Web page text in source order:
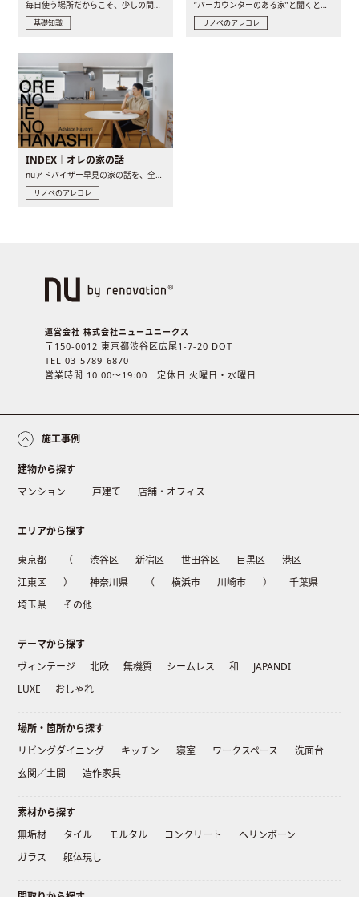
基礎知識 リノベのアレコレ
INDEX｜オレの家の話
nuアドバイザー早見の家の話を、全4話でお届け。リノベーションを..
リノベのアレコレ
運営会社 株式会社ニューユニークス
〒150-0012 東京都渋谷区広尾1-7-20 DOT
TEL 03-5789-6870
営業時間 10:00〜19:00 定休日 火曜日・水曜日
施工事例
建物から探す
マンション
一戸建て 店舗・オフィス
エリアから探す
東京都 （ 渋谷区 新宿区 世田谷区 目黒区
港区
江東区
） 神奈川県 （ 横浜市 川崎市 ）
千葉県
埼玉県
その他
テーマから探す
ヴィンテージ
北欧 無機質 シームレス 和
JAPANDI
LUXE
おしゃれ
場所・箇所から探す
リビングダイニング
キッチン 寝室 ワークスペース
洗面台
玄関／土間
造作家具
素材から探す
無垢材
タイル モルタル コンクリート
ヘリンボーン
ガラス
躯体現し